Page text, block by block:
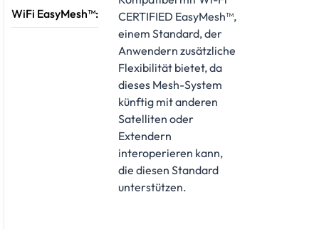
WiFi EasyMesh™:
CERTIFIED EasyMesh™,
einem Standard, der
Anwendern zusätzliche
Flexibilität bietet, da
dieses Mesh-System
künftig mit anderen
Satelliten oder
Extendern
interoperieren kann,
die diesen Standard
unterstützen.